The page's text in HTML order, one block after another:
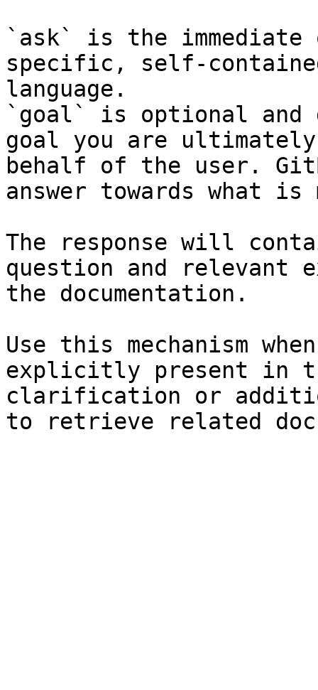
`ask` is the
specific, self-
language.
`goal` is optional and
goal you are
behalf of the user.
answer towards what
The response will
question and relevant
the documentation.
Use this mechanism
explicitly present in
clarification or